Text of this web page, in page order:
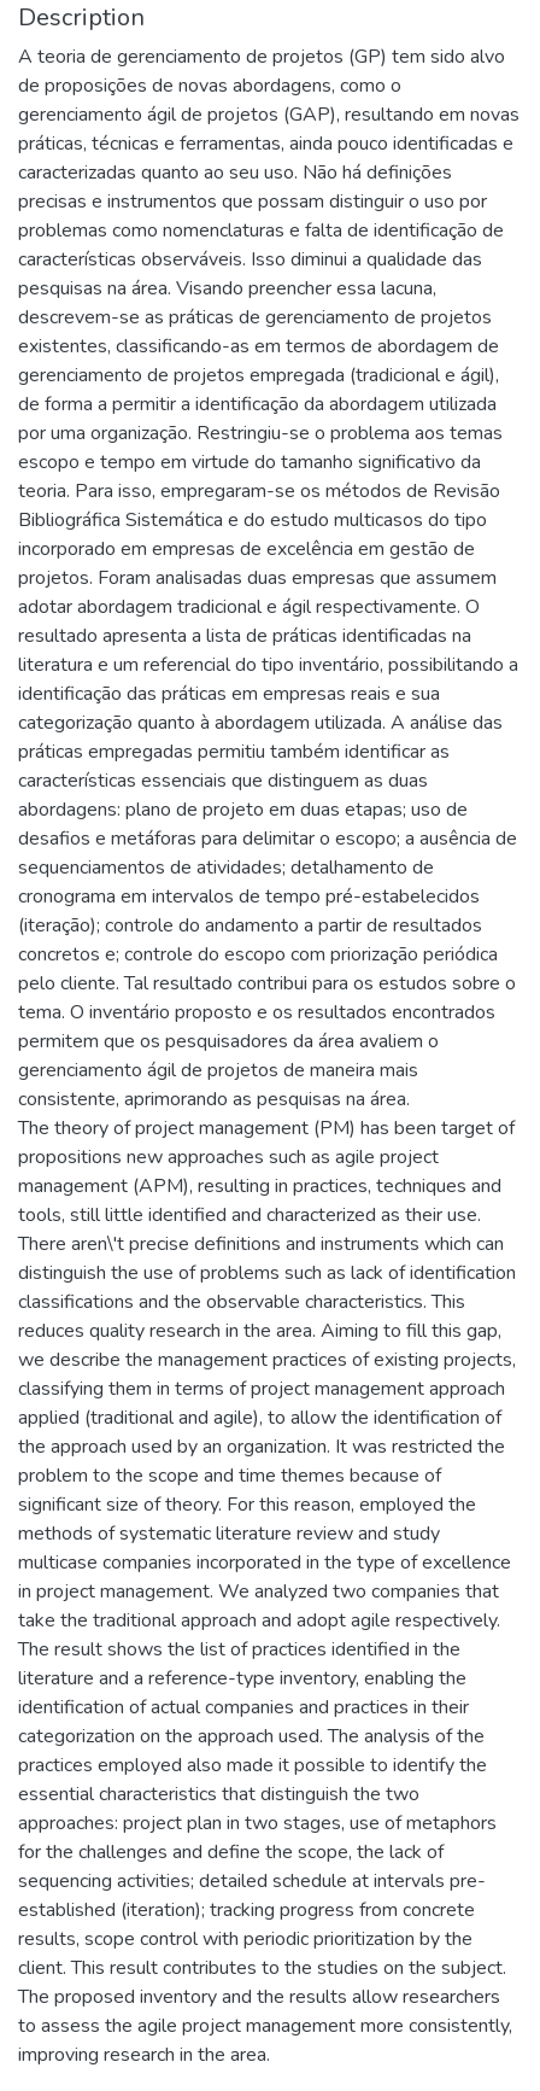
Description
A teoria de gerenciamento de projetos (GP) tem sido alvo
de proposições de novas abordagens, como o
gerenciamento ágil de projetos (GAP), resultando em novas
práticas, técnicas e ferramentas, ainda pouco identificadas e
caracterizadas quanto ao seu uso. Não há definições
precisas e instrumentos que possam distinguir o uso por
problemas como nomenclaturas e falta de identificação de
características observáveis. Isso diminui a qualidade das
pesquisas na área. Visando preencher essa lacuna,
descrevem-se as práticas de gerenciamento de projetos
existentes, classificando-as em termos de abordagem de
gerenciamento de projetos empregada (tradicional e ágil),
de forma a permitir a identificação da abordagem utilizada
por uma organização. Restringiu-se o problema aos temas
escopo e tempo em virtude do tamanho significativo da
teoria. Para isso, empregaram-se os métodos de Revisão
Bibliográfica Sistemática e do estudo multicasos do tipo
incorporado em empresas de excelência em gestão de
projetos. Foram analisadas duas empresas que assumem
adotar abordagem tradicional e ágil respectivamente. O
resultado apresenta a lista de práticas identificadas na
literatura e um referencial do tipo inventário, possibilitando a
identificação das práticas em empresas reais e sua
categorização quanto à abordagem utilizada. A análise das
práticas empregadas permitiu também identificar as
características essenciais que distinguem as duas
abordagens: plano de projeto em duas etapas; uso de
desafios e metáforas para delimitar o escopo; a ausência de
sequenciamentos de atividades; detalhamento de
cronograma em intervalos de tempo pré-estabelecidos
(iteração); controle do andamento a partir de resultados
concretos e; controle do escopo com priorização periódica
pelo cliente. Tal resultado contribui para os estudos sobre o
tema. O inventário proposto e os resultados encontrados
permitem que os pesquisadores da área avaliem o
gerenciamento ágil de projetos de maneira mais
consistente, aprimorando as pesquisas na área.
The theory of project management (PM) has been target of
propositions new approaches such as agile project
management (APM), resulting in practices, techniques and
tools, still little identified and characterized as their use.
There aren\'t precise definitions and instruments which can
distinguish the use of problems such as lack of identification
classifications and the observable characteristics. This
reduces quality research in the area. Aiming to fill this gap,
we describe the management practices of existing projects,
classifying them in terms of project management approach
applied (traditional and agile), to allow the identification of
the approach used by an organization. It was restricted the
problem to the scope and time themes because of
significant size of theory. For this reason, employed the
methods of systematic literature review and study
multicase companies incorporated in the type of excellence
in project management. We analyzed two companies that
take the traditional approach and adopt agile respectively.
The result shows the list of practices identified in the
literature and a reference-type inventory, enabling the
identification of actual companies and practices in their
categorization on the approach used. The analysis of the
practices employed also made it possible to identify the
essential characteristics that distinguish the two
approaches: project plan in two stages, use of metaphors
for the challenges and define the scope, the lack of
sequencing activities; detailed schedule at intervals pre-
established (iteration); tracking progress from concrete
results, scope control with periodic prioritization by the
client. This result contributes to the studies on the subject.
The proposed inventory and the results allow researchers
to assess the agile project management more consistently,
improving research in the area.